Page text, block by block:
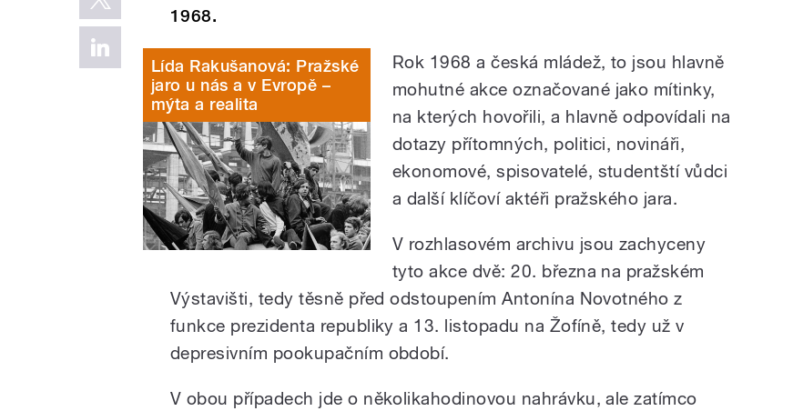
1968.
Lída Rakušanová: Pražské
jaro u nás a v Evropě –
mýta a realita
Rok 1968 a česká mládež, to jsou hlavně
mohutné akce označované jako mítinky,
na kterých hovořili, a hlavně odpovídali na
dotazy přítomných, politici, novináři,
ekonomové, spisovatelé, studentští vůdci
a další klíčoví aktéři pražského jara.
V rozhlasovém archivu jsou zachyceny
tyto akce dvě: 20. března na pražském
Výstavišti, tedy těsně před odstoupením Antonína Novotného z
funkce prezidenta republiky a 13. listopadu na Žofíně, tedy už v
depresivním pookupačním období.
V obou případech jde o několikahodinovou nahrávku, ale zatímco